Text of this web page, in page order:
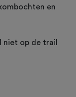
en
niet op de trail